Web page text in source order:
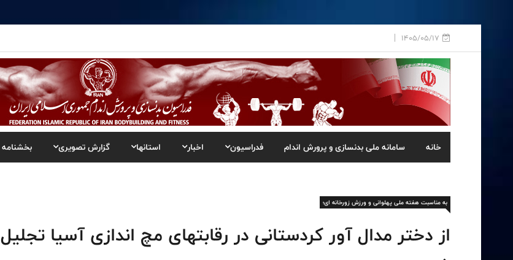
1405/05/17
خانه سامانه ملی بدنسازی و پرورش اندام فدراسیون اخبار استانها گزارش تصویری بخشنامه
به مناسبت هفته ملی پهلوانی و ورزش زورخانه ای؛
از دختر مدال آور کردستانی در رقابتهای مچ اندازی آسیا تجلیل